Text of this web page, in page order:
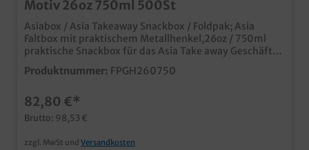
Motiv 26oz 750ml 500St
Asiabox / Asia Takeaway Snackbox / Foldpak; Asia
Faltbox mit praktischem Metallhenkel,26oz / 750ml
praktische Snackbox für das Asia Take away Geschäft
Modernes Asia Neutralmotiv aus stabilem
beschichtetem Papier, fettdicht und
Frühlingsrollen, usw. schon ab 50.000 Stück mit Ihrem
individuellen Motiv bedruckbar
Produktnummer: FPGH260750
82,80 €*
Brutto: 98,53 €
zzgl. MwSt und Versandkosten